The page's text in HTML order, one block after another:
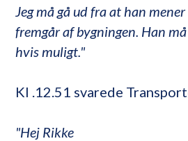
Jeg må gå ud fra at han mener
fremgår af bygningen. Han
hvis muligt."
Kl .12.51 svarede
"Hej Rikke